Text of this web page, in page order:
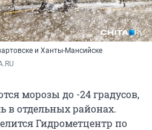
и Ханты-Мансийске
морозы до -24 градусов,
в отдельных районах.
Гидрометцентр по